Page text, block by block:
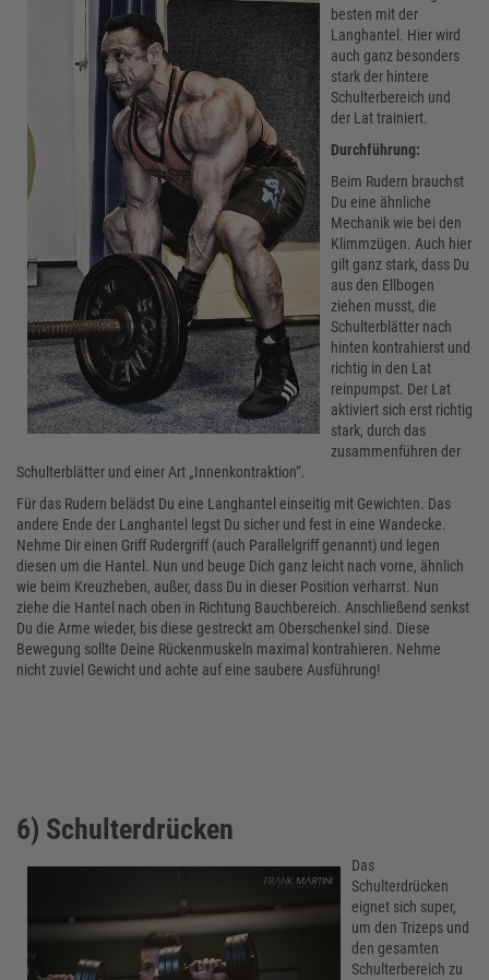
besten mit der
Langhantel. Hier wird
auch ganz besonders
stark der hintere
Schulterbereich und
der Lat trainiert.
Durchführung:
Beim Rudern brauchst
Du eine ähnliche
Mechanik wie bei den
Klimmzügen. Auch hier
gilt ganz stark, dass Du
aus den Ellbogen
ziehen musst, die
Schulterblätter nach
hinten kontrahierst und
richtig in den Lat
reinpumpst. Der Lat
aktiviert sich erst richtig
stark, durch das
zusammenführen der
Schulterblätter und einer Art „Innenkontraktion“.
Für das Rudern belädst Du eine Langhantel einseitig mit Gewichten. Das
andere Ende der Langhantel legst Du sicher und fest in eine Wandecke.
Nehme Dir einen Griff Rudergriff (auch Parallelgriff genannt) und legen
diesen um die Hantel. Nun und beuge Dich ganz leicht nach vorne, ähnlich
wie beim Kreuzheben, außer, dass Du in dieser Position verharrst. Nun
ziehe die Hantel nach oben in Richtung Bauchbereich. Anschließend senkst
Du die Arme wieder, bis diese gestreckt am Oberschenkel sind. Diese
Bewegung sollte Deine Rückenmuskeln maximal kontrahieren. Nehme
nicht zuviel Gewicht und achte auf eine saubere Ausführung!
6) Schulterdrücken
Das
Schulterdrücken
eignet sich super,
um den Trizeps und
den gesamten
Schulterbereich zu